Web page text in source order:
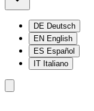
DE Deutsch
EN English
ES Español
IT Italiano